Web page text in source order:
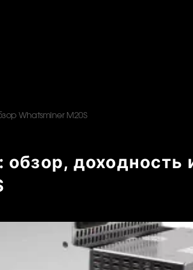
Whatsminer M20S
доходность